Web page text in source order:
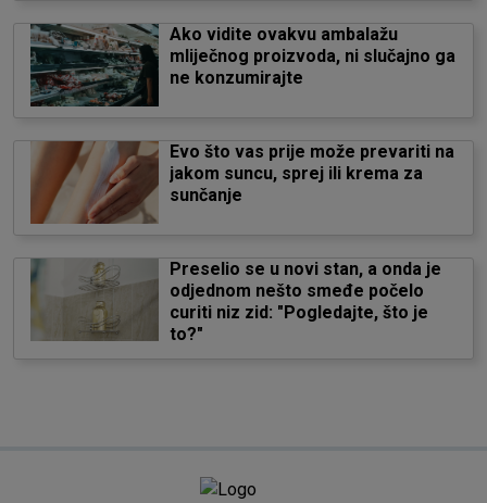
Ako vidite ovakvu ambalažu
mliječnog proizvoda, ni slučajno ga
ne konzumirajte
Evo što vas prije može prevariti na
jakom suncu, sprej ili krema za
sunčanje
Preselio se u novi stan, a onda je
odjednom nešto smeđe počelo
curiti niz zid: "Pogledajte, što je
to?"